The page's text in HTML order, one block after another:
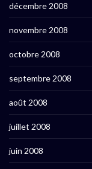
décembre 2008
novembre 2008
octobre 2008
septembre 2008
août 2008
juillet 2008
juin 2008